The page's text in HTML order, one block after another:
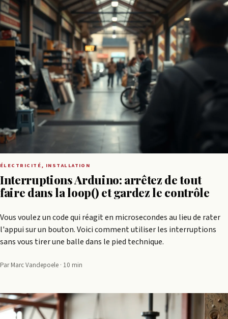
ÉLECTRICITÉ, INSTALLATION
Interruptions Arduino: arrêtez de tout
faire dans la loop() et gardez le contrôle
Vous voulez un code qui réagit en microsecondes au lieu de rater
l'appui sur un bouton. Voici comment utiliser les interruptions
sans vous tirer une balle dans le pied technique.
Par Marc Vandepoele · 10 min